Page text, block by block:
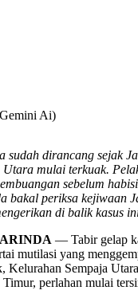
Ai)
sudah dirancang sejak
mulai terkuak.
sebelum
bakal periksa kejiwaan
di balik kasus
— Tabir gelap
mutilasi yang
Kelurahan Sempaja
perlahan mulai